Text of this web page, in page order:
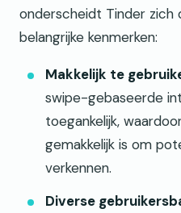
onderscheidt Tinder zich
belangrijke kenmerken:
Makkelijk te
swipe-gebaseerde
toegankelijk,
gemakkelijk is om
verkennen.
Diverse